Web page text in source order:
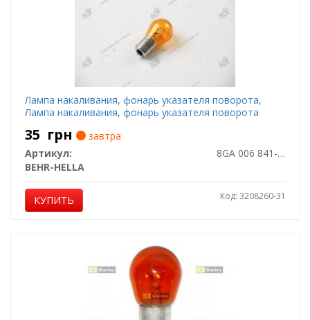
Лампа накаливания, фонарь указателя поворота,
Лампа накаливания, фонарь указателя поворота
35 грн
завтра
Артикул:
8GA 006 841-121
BEHR-HELLA
КУПИТЬ Код: 3208260-31